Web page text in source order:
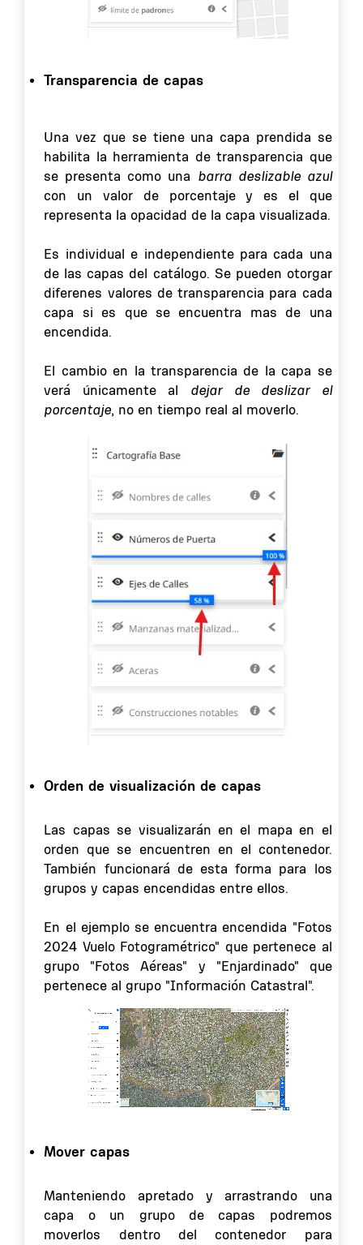
Transparencia de capas
Una vez que se tiene una capa prendida se
habilita la herramienta de transparencia que
se presenta como una barra deslizable azul
con un valor de porcentaje y es el que
representa la opacidad de la capa visualizada.
Es individual e independiente para cada una
de las capas del catálogo. Se pueden otorgar
diferenes valores de transparencia para cada
capa si es que se encuentra mas de una
encendida.
El cambio en la transparencia de la capa se
verá únicamente al dejar de deslizar el
porcentaje, no en tiempo real al moverlo.
Orden de visualización de capas
Las capas se visualizarán en el mapa en el
orden que se encuentren en el contenedor.
También funcionará de esta forma para los
grupos y capas encendidas entre ellos.
En el ejemplo se encuentra encendida "Fotos
2024 Vuelo Fotogramétrico" que pertenece al
grupo "Fotos Aéreas" y "Enjardinado" que
pertenece al grupo "Información Catastral".
Mover capas
Manteniendo apretado y arrastrando una
capa o un grupo de capas podremos
moverlos dentro del contenedor para